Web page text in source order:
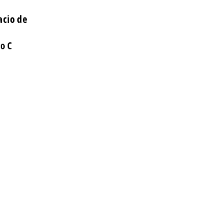
de
C